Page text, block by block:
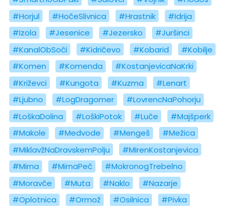
#Horjul
#HočeSlivnica #Hrastnik
#Idrija
#Izola
#Jesenice #Jezersko
#Juršinci
#KanalObSoči
#Kidričevo #Kobarid
#Kobilje
#Komen
#Komenda
#KostanjevicaNaKrki
#Križevci
#Kungota #Kuzma
#Lenart
#Ljubno
#LogDragomer
#LovrencNaPohorju
#LoškaDolina
#LoškiPotok #Luče
#Majšperk
#Makole
#Medvode #Mengeš
#Mežica
#MiklavžNaDravskemPolju
#MirenKostanjevica
#Mirna
#MirnaPeč
#MokronogTrebelno
#Moravče
#Muta #Naklo
#Nazarje
#Oplotnica
#Ormož #Osilnica
#Pivka